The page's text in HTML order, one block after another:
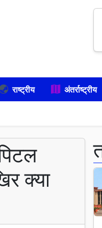
राष्ट्रीय अंतर्राष्ट्रीय
क्या